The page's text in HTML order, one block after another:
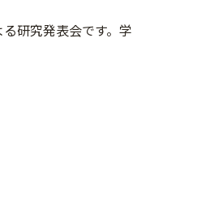
研究発表会です。学